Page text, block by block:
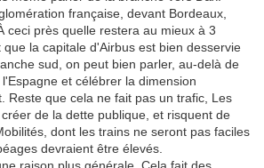
française, devant Bordeaux,
ceci près quelle restera au mieux à 3
la capitale d'Airbus est bien desservie
sud, on peut bien parler, au-delà de
et célébrer la dimension
Reste que cela ne fait pas un trafic, Les
de la dette publique, et risquent de
dont les trains ne seront pas faciles
devraient être élevés.